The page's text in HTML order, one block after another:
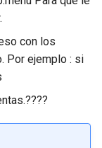
con los
Por ejemplo : si